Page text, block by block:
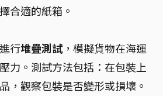
合適的紙箱。
行堆疊測試，模擬貨物在海運
力。測試方法包括：在包裝上
，觀察包裝是否變形或損壞。